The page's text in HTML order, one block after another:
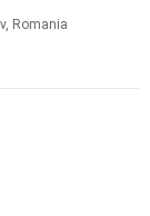
Romania